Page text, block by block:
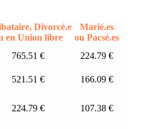
Divorcé.e
en Union libre
Marié.es
ou Pacsé.es
765.51 €
224.79 €
521.51 €
166.09 €
224.79 € 107.38 €